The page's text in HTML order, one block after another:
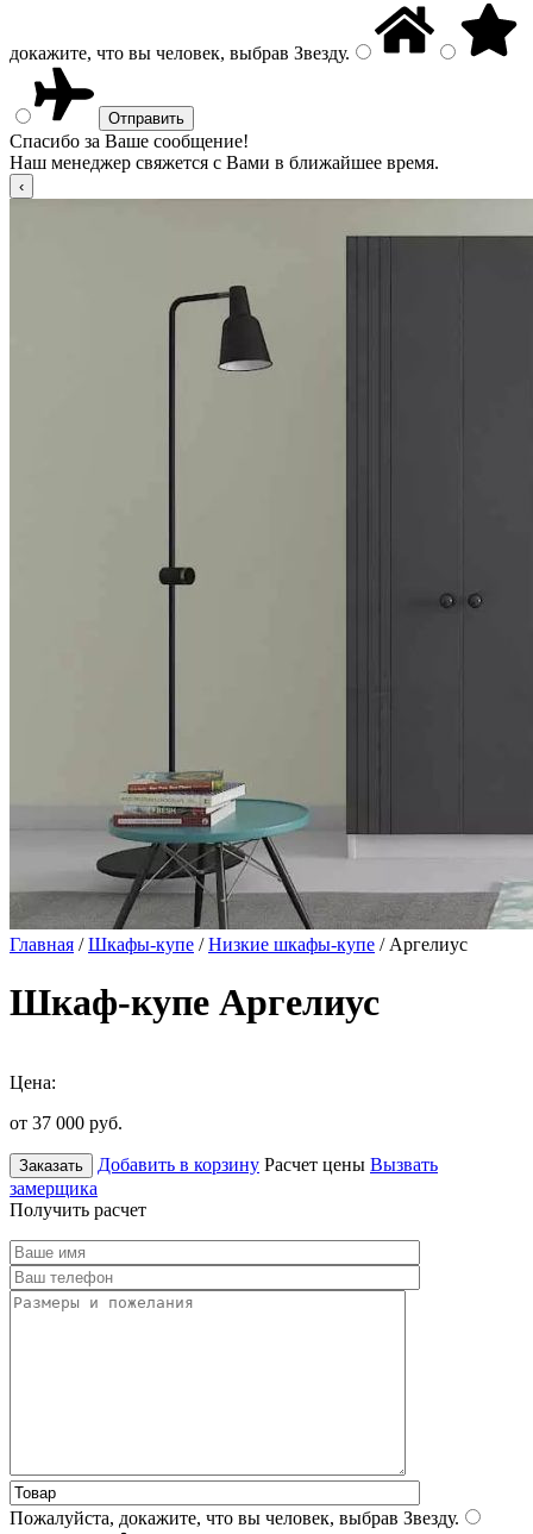
докажите, что вы человек, выбрав Звезду.
Спасибо за Ваше сообщение!
Наш менеджер свяжется с Вами в ближайшее время.
Главная /Шкафы-купе /Низкие шкафы-купе / Аргелиус
Шкаф-купе Аргелиус
Цена:
от 37 000 руб.
Заказать Добавить в корзину Расчет цены Вызвать
замерщика
Получить расчет
Пожалуйста, докажите, что вы человек, выбрав Звезду.